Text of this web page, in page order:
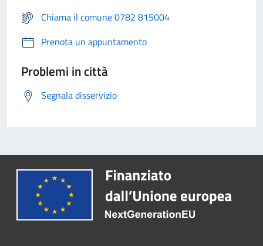
Chiama il comune 0782 815004
Prenota un appuntamento
Problemi in città
Segnala disservizio